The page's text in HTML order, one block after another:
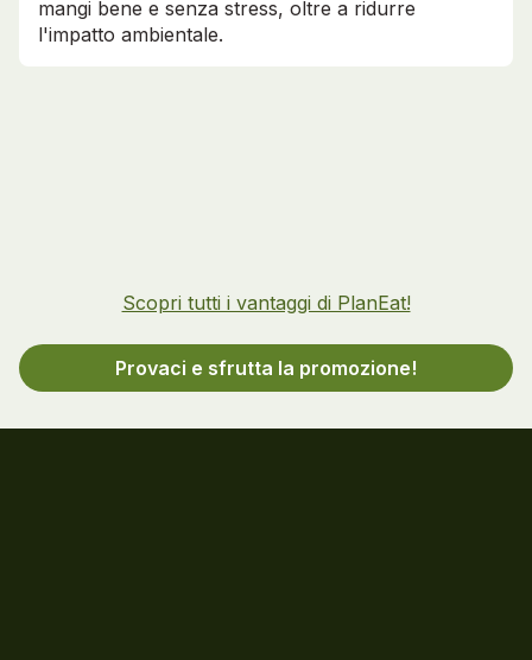
mangi bene e senza stress, oltre a ridurre
l'impatto ambientale.
Scopri tutti i vantaggi di PlanEat!
Provaci e sfrutta la promozione!